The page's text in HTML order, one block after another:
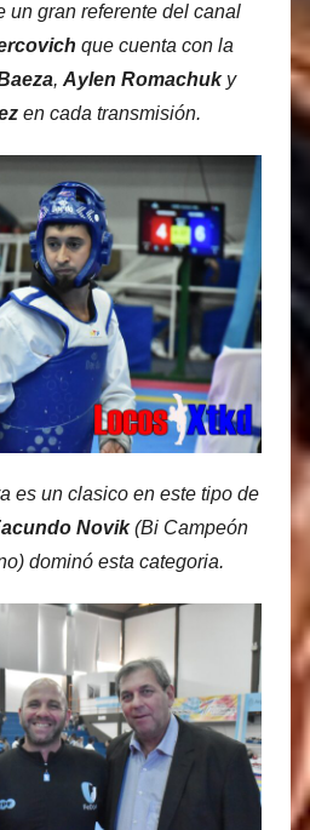
un gran referente del canal
que cuenta con la
, Aylen Romachuky
en cada transmisión.
es un clasico en este tipo de
Novik(Bi Campeón
dominó esta categoria.